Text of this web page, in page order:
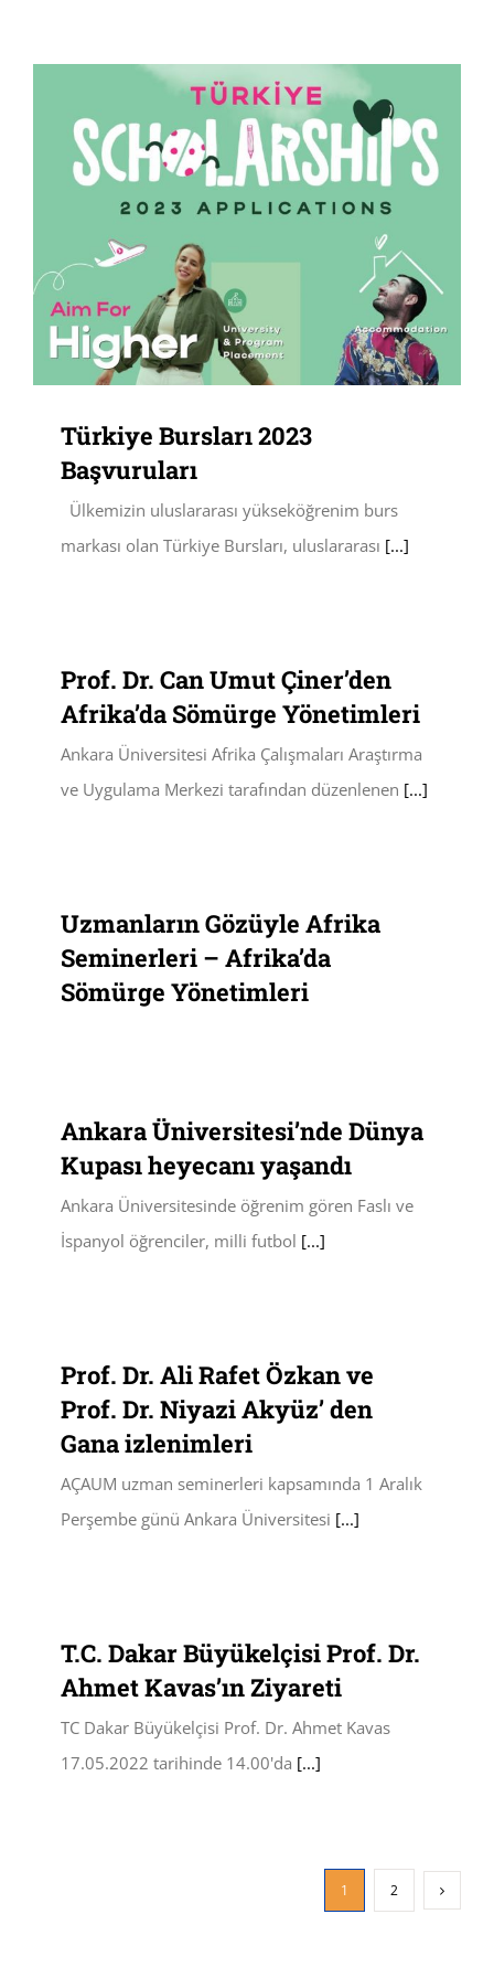
Türkiye Bursları 2023
Başvuruları
Ülkemizin uluslararası yükseköğrenim burs
markası olan Türkiye Bursları, uluslararası [...]
Prof. Dr. Can Umut Çiner’den
Afrika’da Sömürge Yönetimleri
Ankara Üniversitesi Afrika Çalışmaları Araştırma
ve Uygulama Merkezi tarafından düzenlenen [...]
Uzmanların Gözüyle Afrika
Seminerleri – Afrika’da
Sömürge Yönetimleri
Ankara Üniversitesi’nde Dünya
Kupası heyecanı yaşandı
Ankara Üniversitesinde öğrenim gören Faslı ve
İspanyol öğrenciler, milli futbol [...]
Prof. Dr. Ali Rafet Özkan ve
Prof. Dr. Niyazi Akyüz’ den
Gana izlenimleri
AÇAUM uzman seminerleri kapsamında 1 Aralık
Perşembe günü Ankara Üniversitesi [...]
T.C. Dakar Büyükelçisi Prof. Dr.
Ahmet Kavas’ın Ziyareti
TC Dakar Büyükelçisi Prof. Dr. Ahmet Kavas
17.05.2022 tarihinde 14.00'da [...]
1 2